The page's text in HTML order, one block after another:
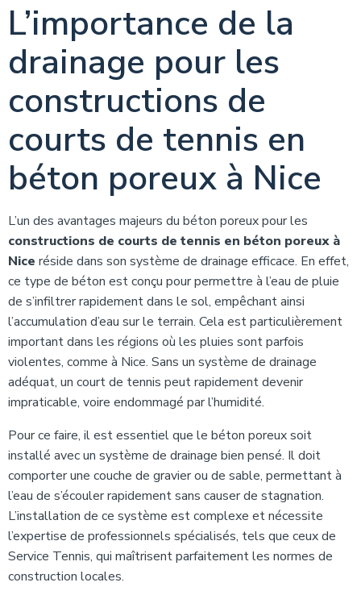
L’importance de la
drainage pour les
constructions de
courts de tennis en
béton poreux à Nice
L’un des avantages majeurs du béton poreux pour les
constructions de courts de tennis en béton poreux à
Nice réside dans son système de drainage efficace. En effet,
ce type de béton est conçu pour permettre à l’eau de pluie
de s’infiltrer rapidement dans le sol, empêchant ainsi
l’accumulation d’eau sur le terrain. Cela est particulièrement
important dans les régions où les pluies sont parfois
violentes, comme à Nice. Sans un système de drainage
adéquat, un court de tennis peut rapidement devenir
impraticable, voire endommagé par l’humidité.
Pour ce faire, il est essentiel que le béton poreux soit
installé avec un système de drainage bien pensé. Il doit
comporter une couche de gravier ou de sable, permettant à
l’eau de s’écouler rapidement sans causer de stagnation.
L’installation de ce système est complexe et nécessite
l’expertise de professionnels spécialisés, tels que ceux de
Service Tennis, qui maîtrisent parfaitement les normes de
construction locales.